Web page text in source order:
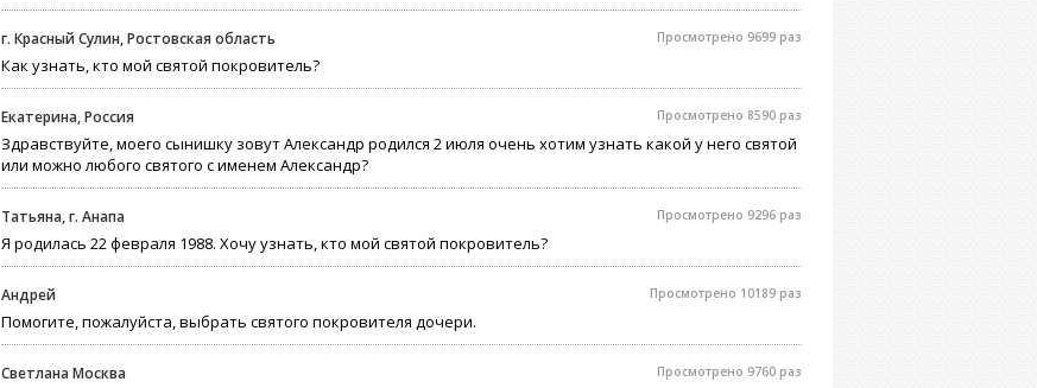
г. Красный Сулин, Ростовская область Просмотрено 9699 раз
Как узнать, кто мой святой покровитель?
Екатерина, Россия Просмотрено 8590 раз
Здравствуйте, моего сынишку зовут Александр родился 2 июля очень хотим узнать какой у него святой
или можно любого святого с именем Александр?
Татьяна, г. Анапа Просмотрено 9296 раз
Я родилась 22 февраля 1988. Хочу узнать, кто мой святой покровитель?
Андрей Просмотрено 10189 раз
Помогите, пожалуйста, выбрать святого покровителя дочери.
Светлана Москва Просмотрено 9760 раз